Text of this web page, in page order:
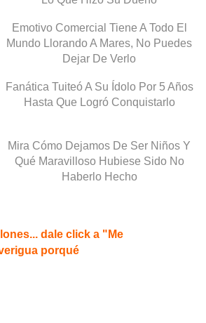
Emotivo Comercial Tiene A Todo El
Mundo Llorando A Mares, No Puedes
Dejar De Verlo
Fanática Tuiteó A Su Ídolo Por 5 Años
Hasta Que Logró Conquistarlo
Mira Cómo Dejamos De Ser Niños Y
Qué Maravilloso Hubiese Sido No
Haberlo Hecho
dale click a "Me
porqué